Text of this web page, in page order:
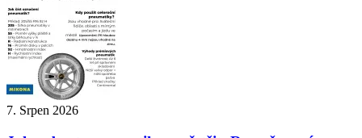
7. Srpen 2026